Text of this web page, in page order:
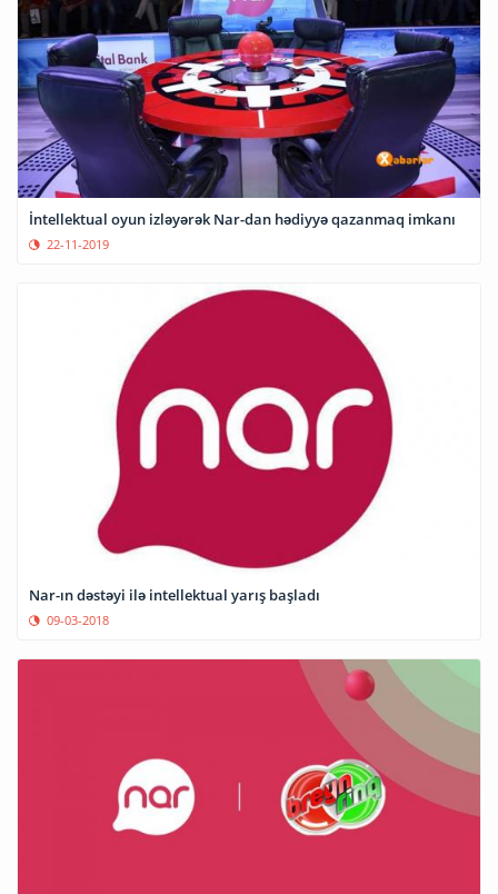
İntellektual oyun izləyərək Nar-dan hədiyyə qazanmaq imkanı
22-11-2019
Nar-ın dəstəyi ilə intellektual yarış başladı
09-03-2018